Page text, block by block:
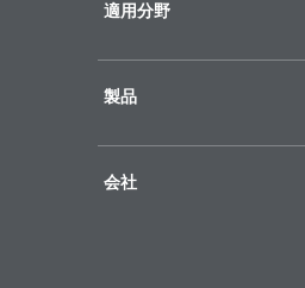
適用分野
製品
会社